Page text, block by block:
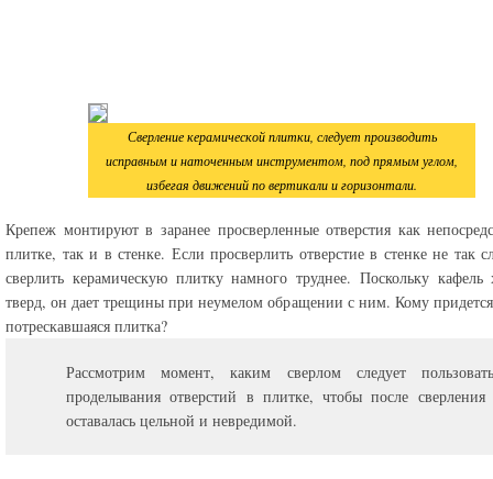
Сверление керамической плитки, следует производить
исправным и наточенным инструментом, под прямым углом,
избегая движений по вертикали и горизонтали.
Крепеж монтируют в заранее просверленные отверстия как
плитке, так и в стенке. Если просверлить отверстие в стенке не так
сверлить керамическую плитку намного труднее. Поскольку
тверд, он дает трещины при неумелом обращении с ним. Кому
потрескавшаяся плитка?
Рассмотрим момент, каким сверлом следует
проделывания отверстий в плитке, чтобы после сверления
оставалась цельной и невредимой.